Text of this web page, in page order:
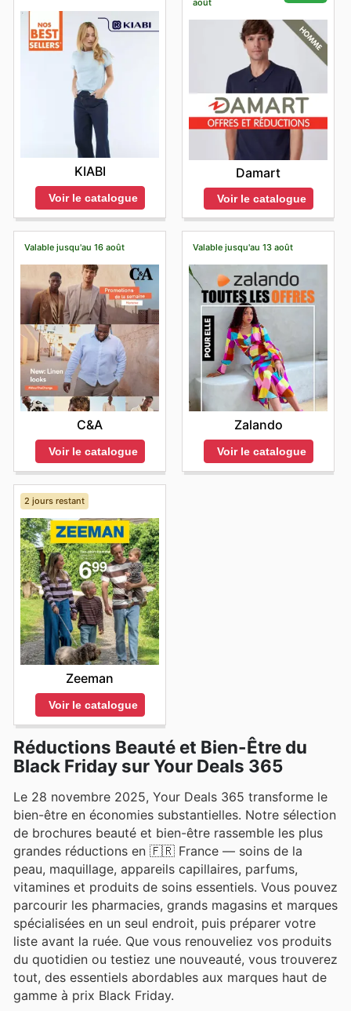
KIABI
Voir le catalogue
Damart
Voir le catalogue
Valable jusqu'au 16 août
C&A
Voir le catalogue
Valable jusqu'au 13 août
Zalando
Voir le catalogue
2 jours restant
Zeeman
Voir le catalogue
Réductions Beauté et Bien-Être du
Black Friday sur Your Deals 365
Le 28 novembre 2025, Your Deals 365 transforme le
bien-être en économies substantielles. Notre sélection
de brochures beauté et bien-être rassemble les plus
grandes réductions en 🇫🇷 France — soins de la
peau, maquillage, appareils capillaires, parfums,
vitamines et produits de soins essentiels. Vous pouvez
parcourir les pharmacies, grands magasins et marques
spécialisées en un seul endroit, puis préparer votre
liste avant la ruée. Que vous renouveliez vos produits
du quotidien ou testiez une nouveauté, vous trouverez
tout, des essentiels abordables aux marques haut de
gamme à prix Black Friday.